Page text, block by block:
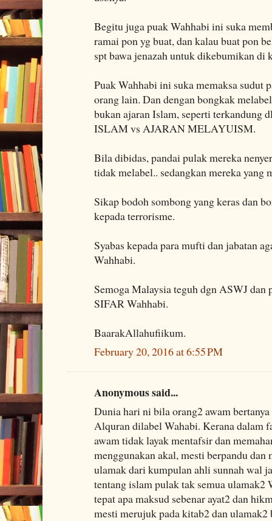
Begitu juga puak Wahhabi ini suka
ramai pon yg buat, dan kalau buat pon
spt bawa jenazah untuk dikebumikan di
Puak Wahhabi ini suka memaksa sudut
orang lain. Dan dengan bongkak
bukan ajaran Islam, seperti
ISLAM vs AJARAN MELAYUISM.
Bila dibidas, pandai pulak mereka
tidak melabel.. sedangkan mereka yang
Sikap bodoh sombong yang keras dan
kepada terrorisme.
Syabas kepada para mufti dan jabatan
Wahhabi.
Semoga Malaysia teguh dgn ASWJ dan
SIFAR Wahhabi.
BaarakAllahufiikum.
February 20, 2016 at 6:55 PM
Anonymous said...
Dunia hari ni bila orang2 awam
Alquran dilabel Wahabi. Kerana dalam
awam tidak layak mentafsir dan
menggunakan akal, mesti berpandu
ulamak dari kumpulan ahli sunnah wal
tentang islam pulak tak semua ulamak2
tepat apa maksud sebenar ayat2 dan
mesti merujuk pada kitab2 dan ulamak2